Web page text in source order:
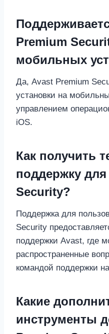
Premium
мобильных
Да, Avast Premium
установки на
управлением
iOS.
Как получить
поддержку
Security?
Поддержка для
Security
поддержки Avast, где
распространенные
командой поддержки
Какие
инструменты